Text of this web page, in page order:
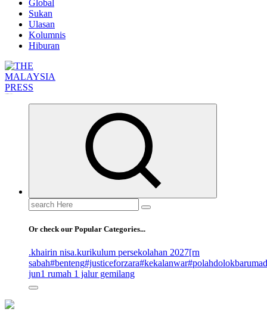
Global
Sukan
Ulasan
Kolumnis
Hiburan
Search
for:
Or check our Popular Categories...
.khairin nisa.kurikulum persekolahan 2027[rn
sabah#benteng#justiceforzara#kekalanwar
jun1 rumah 1 jalur gemilang